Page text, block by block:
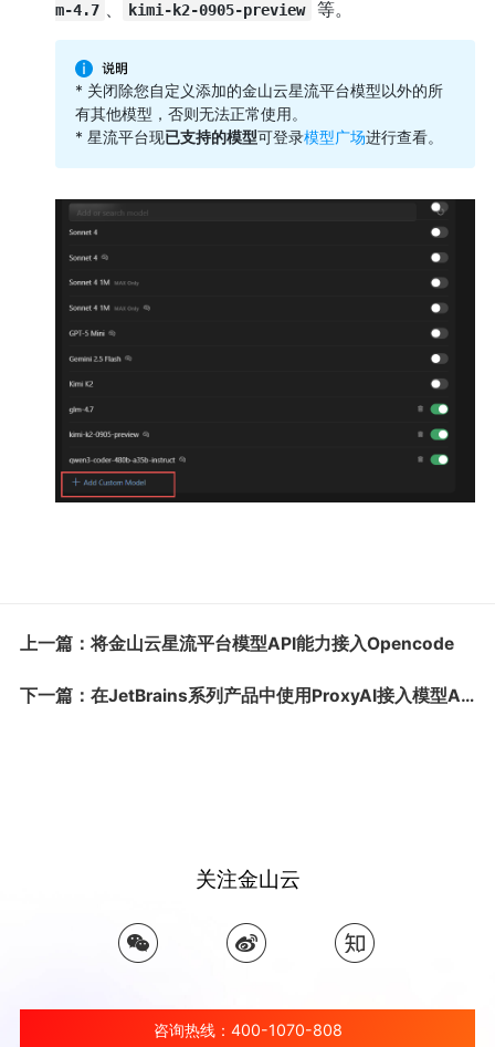
m-4.7
kimi-k2-0905-preview 等。
* 关闭除您自定义添加的金山云星流平台模型以外的所
有其他模型，否则无法正常使用。
* 星流平台现已支持的模型可登录模型广场进行查看。
上一篇：将金山云星流平台模型API能力接入Opencode
下一篇：在JetBrains系列产品中使用ProxyAI接入模型API服务
关注金山云
咨询热线：400-1070-808